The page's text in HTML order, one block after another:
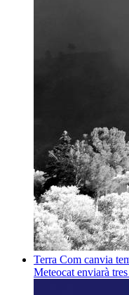
Terra Com canvia
Meteocat enviarà